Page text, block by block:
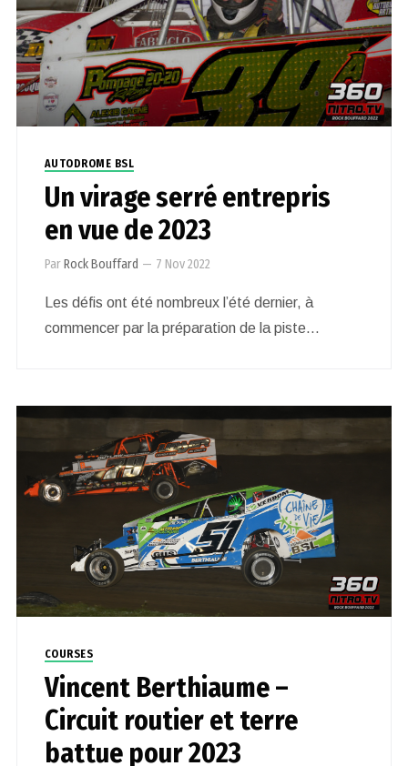
AUTODROME BSL
Un virage serré entrepris
en vue de 2023
ParRock Bouffard — 7 Nov 2022
Les défis ont été nombreux l’été dernier, à
commencer par la préparation de la piste…
COURSES
Vincent Berthiaume –
Circuit routier et terre
battue pour 2023